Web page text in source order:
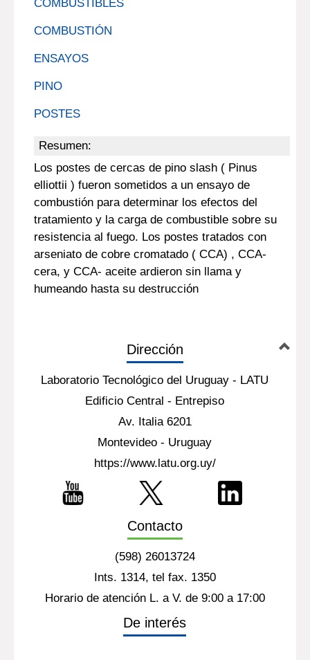
COMBUSTIBLES
COMBUSTIÓN
ENSAYOS
PINO
POSTES
Resumen:
Los postes de cercas de pino slash ( Pinus
elliottii ) fueron sometidos a un ensayo de
combustión para determinar los efectos del
tratamiento y la carga de combustible sobre su
resistencia al fuego. Los postes tratados con
arseniato de cobre cromatado ( CCA) , CCA-
cera, y CCA- aceite ardieron sin llama y
humeando hasta su destrucción
Dirección
Laboratorio Tecnológico del Uruguay - LATU
Edificio Central - Entrepiso
Av. Italia 6201
Montevideo - Uruguay
https://www.latu.org.uy/
Contacto
(598) 26013724
Ints. 1314, tel fax. 1350
Horario de atención L. a V. de 9:00 a 17:00
De interés